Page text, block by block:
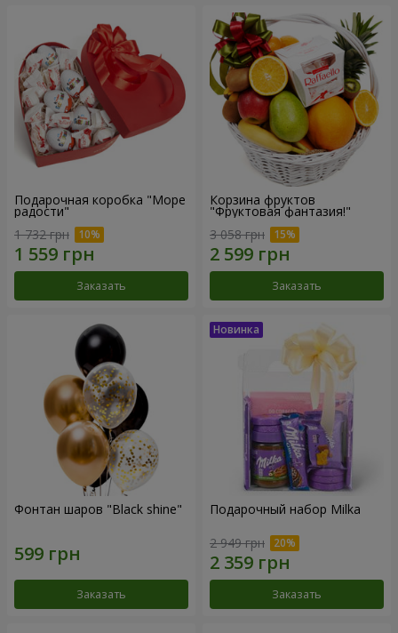
Подарочная коробка "Море
радости"
1 732 грн
Заказать
Корзина фруктов
"Фруктовая фантазия!"
3 058 грн
Заказать
Фонтан шаров "Black shine"
Заказать
Подарочный набор Milka
2 949 грн
Заказать